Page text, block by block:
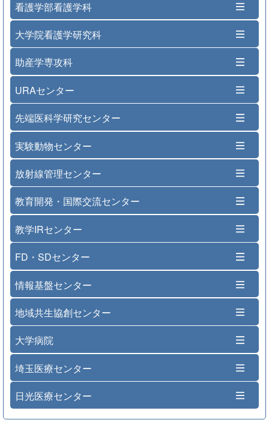
看護学部看護学科
大学院看護学研究科
助産学専攻科
URAセンター
先端医科学研究センター
実験動物センター
放射線管理センター
教育開発・国際交流センター
教学IRセンター
FD・SDセンター
情報基盤センター
地域共生協創センター
大学病院
埼玉医療センター
日光医療センター